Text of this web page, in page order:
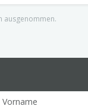
ausgenommen.